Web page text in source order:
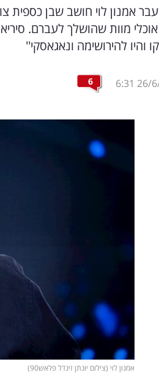
רשת 13 לשעבר אמנון לוי חושב
אוכלי מוות שהושלך לעברם.
והיו להירושימה ונאגאסקי''
26/
6:31
6
אמנון לוי (צילום יונתן זינדל פלאש90)